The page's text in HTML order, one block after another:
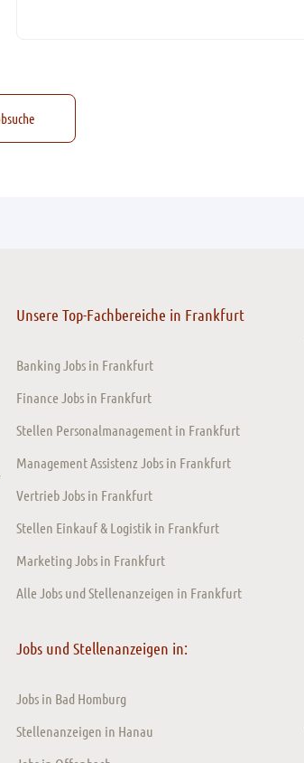
Unsere Top-Fachbereiche in Frankfurt
Banking Jobs in Frankfurt
Finance Jobs in Frankfurt
Stellen Personalmanagement in Frankfurt
Management Assistenz Jobs in Frankfurt
Vertrieb Jobs in Frankfurt
Stellen Einkauf & Logistik in Frankfurt
Marketing Jobs in Frankfurt
Alle Jobs und Stellenanzeigen in Frankfurt
Jobs und Stellenanzeigen in:
Jobs in Bad Homburg
Stellenanzeigen in Hanau